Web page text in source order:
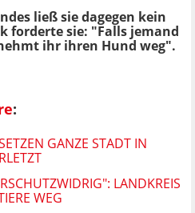
ließ sie dagegen kein
forderte sie: "Falls jemand
ihr ihren Hund weg".
:
GANZE STADT IN
LANDKREIS H
WEG